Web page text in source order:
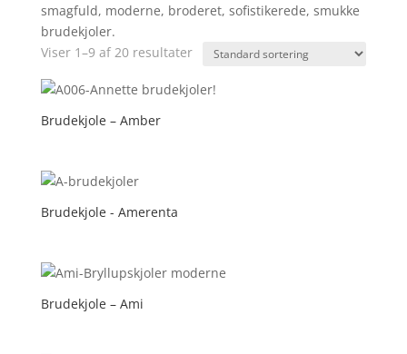
smagfuld, moderne, broderet, sofistikerede, smukke
brudekjoler.
Viser 1–9 af 20 resultater
Brudekjole – Amber
Brudekjole - Amerenta
Brudekjole – Ami